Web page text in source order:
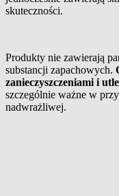
skuteczności.
Produkty nie zawierają
substancji zapachowych.
zanieczyszczeniami i
szczególnie ważne w
nadwrażliwej.